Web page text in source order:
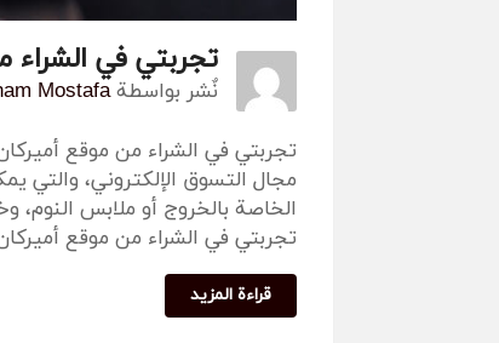
تجربتي في
نٌشر بواسطةMostafa
تجربتي في الشراء من موقع
مجال التسوق الإلكتروني، والتي
الخاصة بالخروج أو ملابس
تجربتي في الشراء من موقع
قراءة المزيد